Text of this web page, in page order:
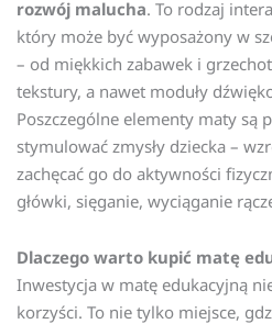
rozwój malucha. To rodzaj
który może być wyposażony w
– od miękkich zabawek i
tekstury, a nawet moduły
Poszczególne elementy maty są
stymulować zmysły dziecka –
zachęcać go do aktywności
główki, sięganie, wyciąganie
Dlaczego warto kupić matę
Inwestycja w matę edukacyjną
korzyści. To nie tylko miejsce,